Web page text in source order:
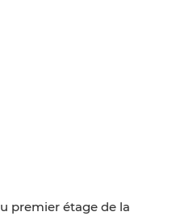
premier étage de la